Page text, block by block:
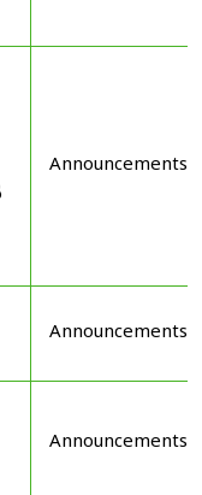
Announcements
Announcements
Announcements